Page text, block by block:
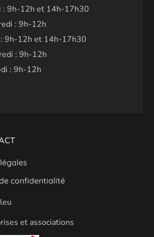
: 9h-12h et 14h-17h30
: 9h-12h
: 9h-12h et 14h-17h30
: 9h-12h
: 9h-12h
confidentialité
et associations